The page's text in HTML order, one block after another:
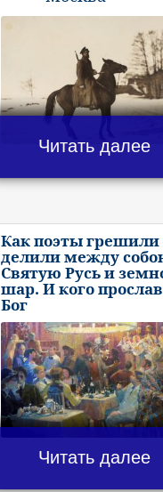
Читать далее
Как поэты грешили
делили между
Святую Русь и
шар. И кого
Бог
Читать далее